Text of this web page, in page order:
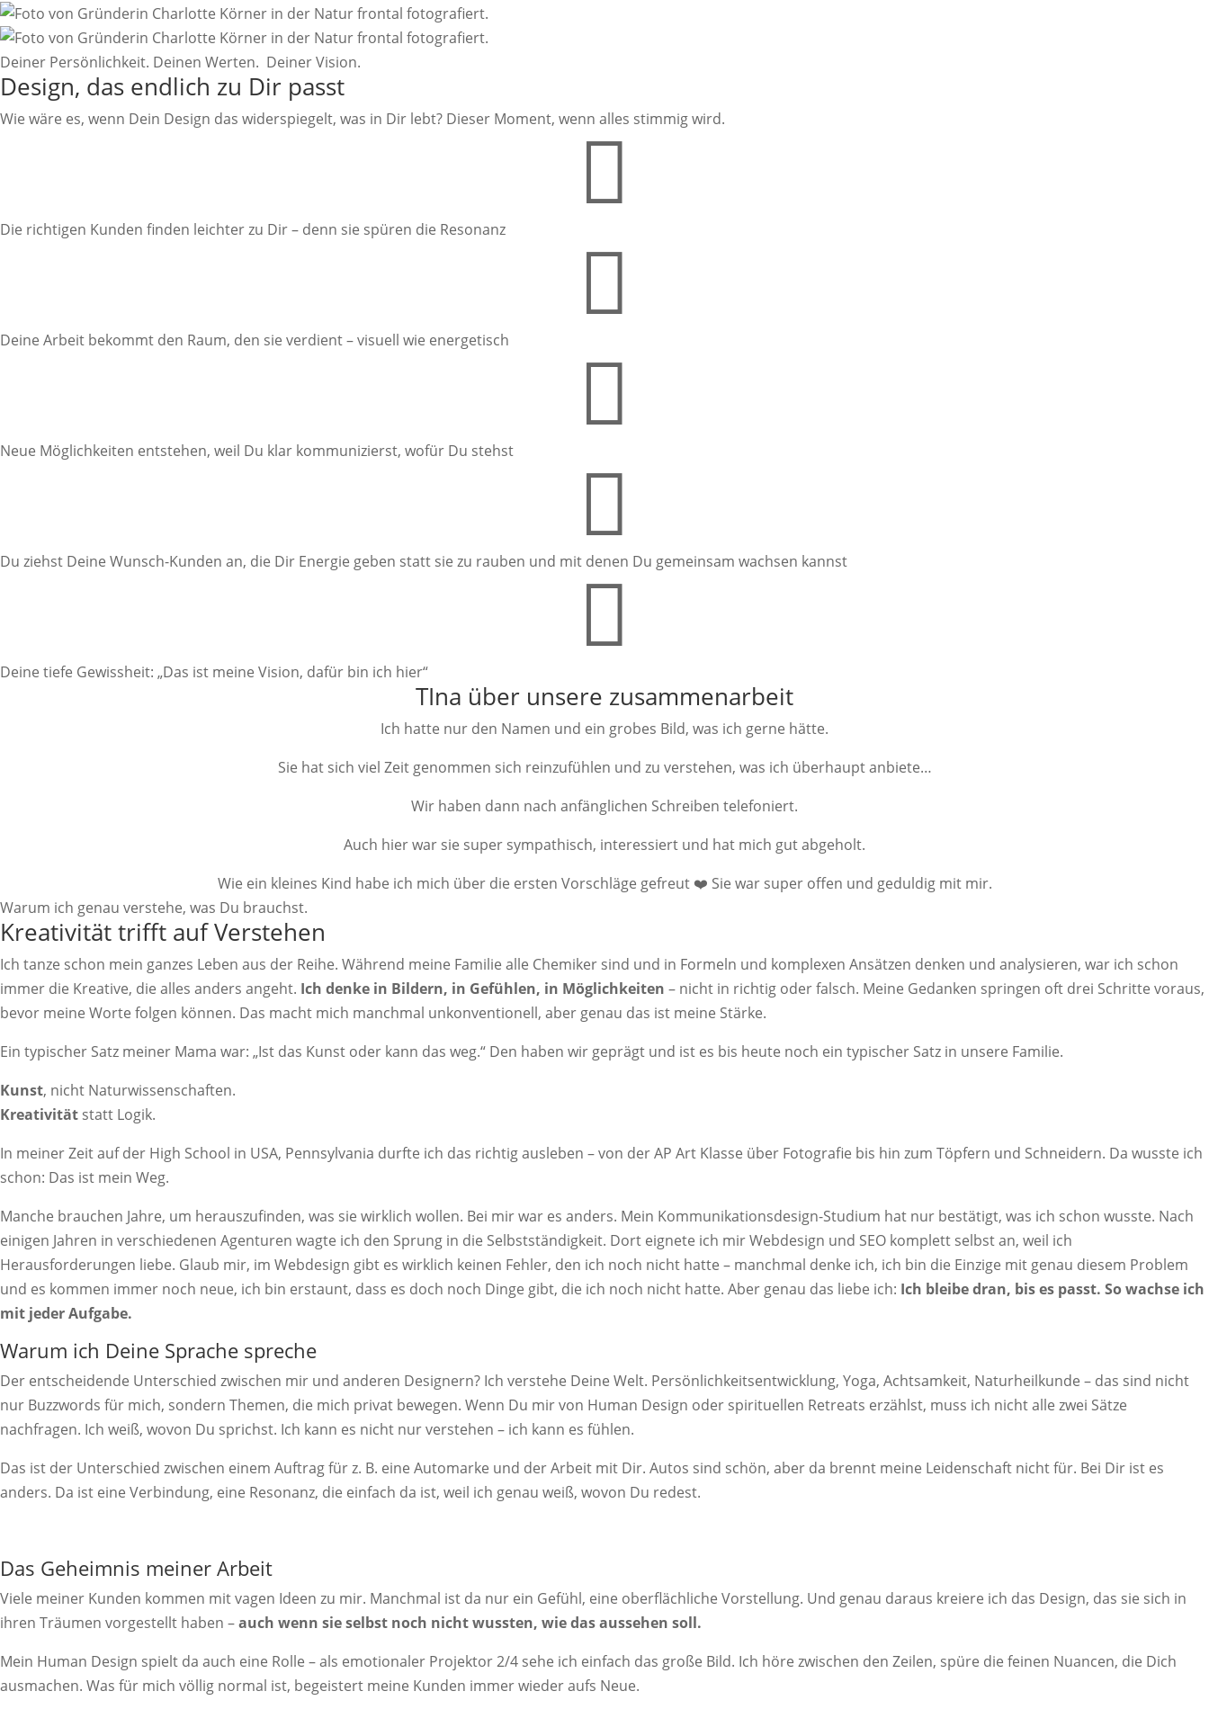
Deiner Persönlichkeit. Deinen Werten. Deiner Vision.
Design, das endlich zu Dir passt
Wie wäre es, wenn Dein Design das widerspiegelt, was in Dir lebt? Dieser Moment, wenn alles stimmig wird.

Die richtigen Kunden finden leichter zu Dir – denn sie spüren die Resonanz

Deine Arbeit bekommt den Raum, den sie verdient – visuell wie energetisch

Neue Möglichkeiten entstehen, weil Du klar kommunizierst, wofür Du stehst

Du ziehst Deine Wunsch-Kunden an, die Dir Energie geben statt sie zu rauben und mit denen Du gemeinsam wachsen kannst

Deine tiefe Gewissheit: „Das ist meine Vision, dafür bin ich hier“
TIna über unsere zusammenarbeit
Ich hatte nur den Namen und ein grobes Bild, was ich gerne hätte.
Sie hat sich viel Zeit genommen sich reinzufühlen und zu verstehen, was ich überhaupt anbiete…
Wir haben dann nach anfänglichen Schreiben telefoniert.
Auch hier war sie super sympathisch, interessiert und hat mich gut abgeholt.
Wie ein kleines Kind habe ich mich über die ersten Vorschläge gefreut ❤️ Sie war super offen und geduldig mit mir.
Warum ich genau verstehe, was Du brauchst.
Kreativität trifft auf Verstehen
Ich tanze schon mein ganzes Leben aus der Reihe. Während meine Familie alle Chemiker sind und in Formeln und komplexen Ansätzen denken und analysieren, war ich schon
immer die Kreative, die alles anders angeht. Ich denke in Bildern, in Gefühlen, in Möglichkeiten – nicht in richtig oder falsch. Meine Gedanken springen oft drei Schritte voraus,
bevor meine Worte folgen können. Das macht mich manchmal unkonventionell, aber genau das ist meine Stärke.
Ein typischer Satz meiner Mama war: „Ist das Kunst oder kann das weg.“ Den haben wir geprägt und ist es bis heute noch ein typischer Satz in unsere Familie.
Kunst, nicht Naturwissenschaften.
Kreativität statt Logik.
In meiner Zeit auf der High School in USA, Pennsylvania durfte ich das richtig ausleben – von der AP Art Klasse über Fotografie bis hin zum Töpfern und Schneidern. Da wusste ich
schon: Das ist mein Weg.
Manche brauchen Jahre, um herauszufinden, was sie wirklich wollen. Bei mir war es anders. Mein Kommunikationsdesign-Studium hat nur bestätigt, was ich schon wusste. Nach
einigen Jahren in verschiedenen Agenturen wagte ich den Sprung in die Selbstständigkeit. Dort eignete ich mir Webdesign und SEO komplett selbst an, weil ich
Herausforderungen liebe. Glaub mir, im Webdesign gibt es wirklich keinen Fehler, den ich noch nicht hatte – manchmal denke ich, ich bin die Einzige mit genau diesem Problem
und es kommen immer noch neue, ich bin erstaunt, dass es doch noch Dinge gibt, die ich noch nicht hatte. Aber genau das liebe ich: Ich bleibe dran, bis es passt. So wachse ich
mit jeder Aufgabe.
Warum ich Deine Sprache spreche
Der entscheidende Unterschied zwischen mir und anderen Designern? Ich verstehe Deine Welt. Persönlichkeitsentwicklung, Yoga, Achtsamkeit, Naturheilkunde – das sind nicht
nur Buzzwords für mich, sondern Themen, die mich privat bewegen. Wenn Du mir von Human Design oder spirituellen Retreats erzählst, muss ich nicht alle zwei Sätze
nachfragen. Ich weiß, wovon Du sprichst. Ich kann es nicht nur verstehen – ich kann es fühlen.
Das ist der Unterschied zwischen einem Auftrag für z. B. eine Automarke und der Arbeit mit Dir. Autos sind schön, aber da brennt meine Leidenschaft nicht für. Bei Dir ist es
anders. Da ist eine Verbindung, eine Resonanz, die einfach da ist, weil ich genau weiß, wovon Du redest.
Das Geheimnis meiner Arbeit
Viele meiner Kunden kommen mit vagen Ideen zu mir. Manchmal ist da nur ein Gefühl, eine oberflächliche Vorstellung. Und genau daraus kreiere ich das Design, das sie sich in
ihren Träumen vorgestellt haben –auch wenn sie selbst noch nicht wussten, wie das aussehen soll.
Mein Human Design spielt da auch eine Rolle – als emotionaler Projektor 2/4 sehe ich einfach das große Bild. Ich höre zwischen den Zeilen, spüre die feinen Nuancen, die Dich
ausmachen. Was für mich völlig normal ist, begeistert meine Kunden immer wieder aufs Neue.